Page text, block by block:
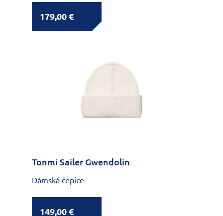
179,00 €
Tonmi Sailer Gwendolin
Dámská čepice
149,00 €